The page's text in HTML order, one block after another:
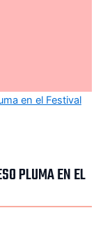
PLUMA EN EL